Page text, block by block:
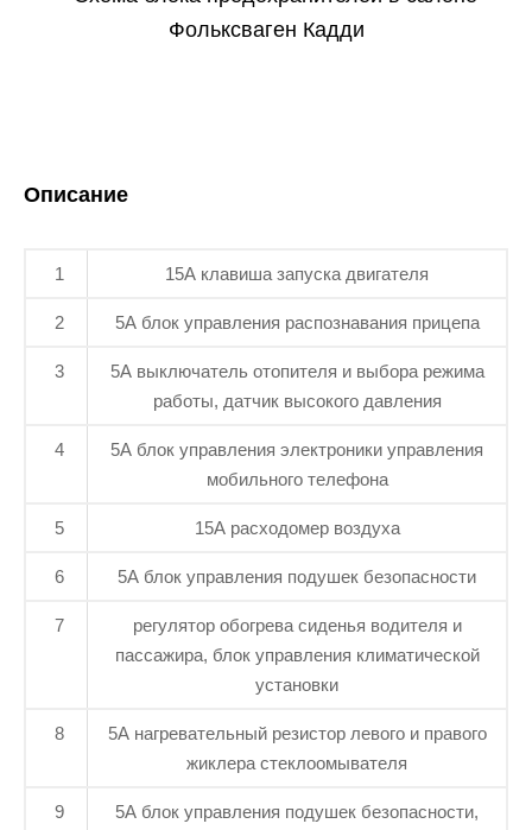
Описание
1 15А клавиша запуска двигателя
2 5А блок управления распознавания прицепа
3
5А выключатель отопителя и выбора режима
работы, датчик высокого давления
4
5А блок управления электроники управления
мобильного телефона
5 15А расходомер воздуха
6 5А блок управления подушек безопасности
7
регулятор обогрева сиденья водителя и
пассажира, блок управления климатической
установки
8
5А нагревательный резистор левого и правого
жиклера стеклоомывателя
9
5А блок управления подушек безопасности,